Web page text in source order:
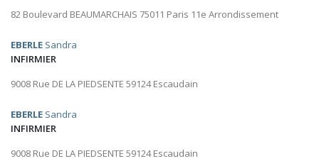
82 Boulevard BEAUMARCHAIS 75011 Paris 11e Arrondissement
EBERLE Sandra
INFIRMIER
9008 Rue DE LA PIEDSENTE 59124 Escaudain
EBERLE Sandra
INFIRMIER
9008 Rue DE LA PIEDSENTE 59124 Escaudain